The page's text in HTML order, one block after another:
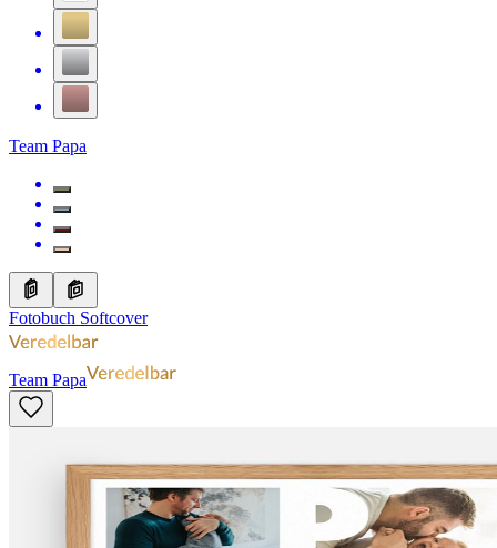
Team Papa
Fotobuch Softcover
Team Papa